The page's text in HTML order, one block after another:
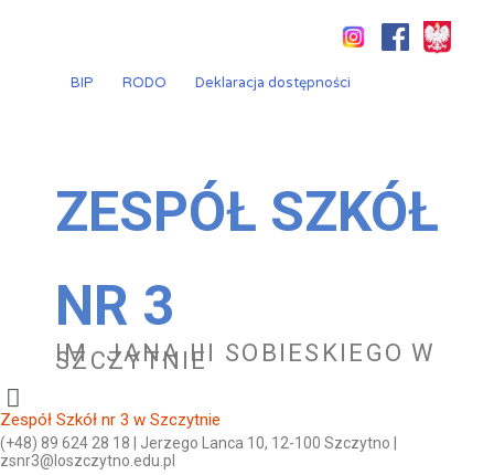
BIP
RODO Deklaracja dostępności
ZESPÓŁ SZKÓŁ
NR 3
IM. JANA III SOBIESKIEGO W
SZCZYTNIE
Zespół Szkół nr 3 w Szczytnie
(+48) 89 624 28 18 | Jerzego Lanca 10, 12-100 Szczytno |
zsnr3@loszczytno.edu.pl